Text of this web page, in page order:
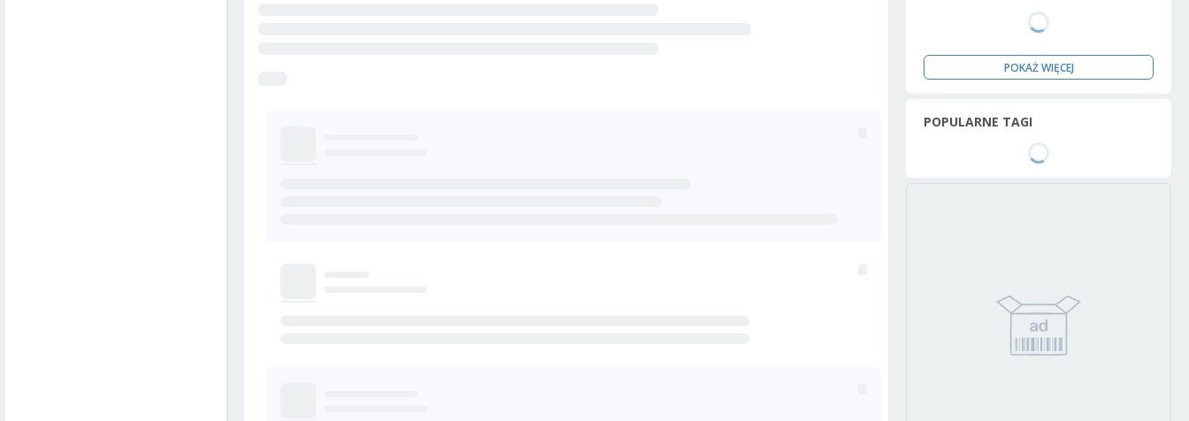
POKAŻ WIĘCEJ
POPULARNE TAGI